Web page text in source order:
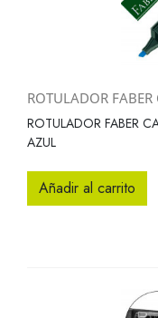
ROTULADOR FABER
ROTULADOR FABER
AZUL
Añadir al carrito